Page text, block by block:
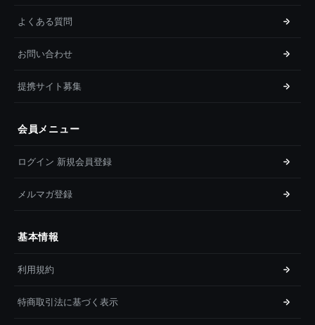
よくある質問
お問い合わせ
提携サイト募集
会員メニュー
ログイン 新規会員登録
メルマガ登録
基本情報
利用規約
特商取引法に基づく表示